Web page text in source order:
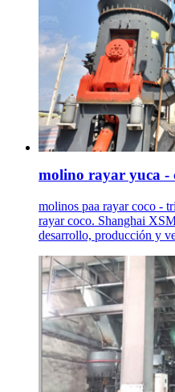
molino rayar yuca
molinos paa rayar coco -
rayar coco. Shanghai
desarrollo, producción y